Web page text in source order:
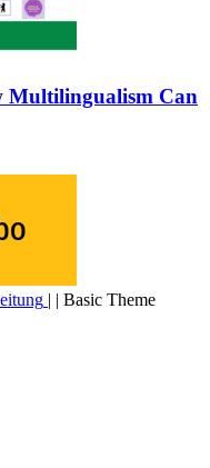
Multilingualism Can
| | Basic Theme